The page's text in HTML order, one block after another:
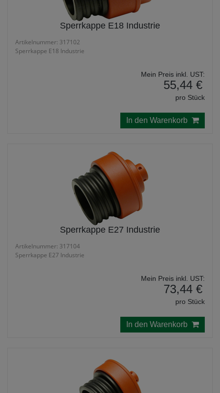
Sperrkappe E18 Industrie
Artikelnummer: 317102
Sperrkappe E18 Industrie
Mein Preis inkl. UST:
55,44 €
pro Stück
In den Warenkorb
Sperrkappe E27 Industrie
Artikelnummer: 317104
Sperrkappe E27 Industrie
Mein Preis inkl. UST:
73,44 €
pro Stück
In den Warenkorb